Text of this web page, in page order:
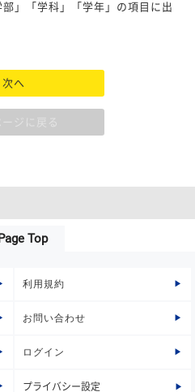
」「学科」「学年」の項目に出
次へ
ージに戻る
Top
利用規約
お問い合わせ
ログイン
プライバシー設定